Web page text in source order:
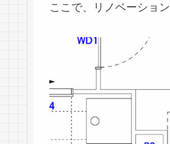
ここで、リノベーショ